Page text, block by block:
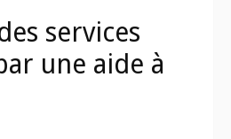
services
une aide à